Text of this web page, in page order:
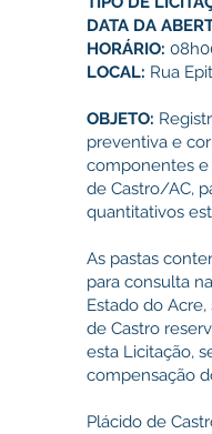
DATA DA
HORÁRIO:
LOCAL: Rua
OBJETO:
preventiva e
componentes e
de Castro/AC,
quantitativos
As pastas
para consulta
Estado do
de Castro
esta Licitação,
compensação
Plácido de